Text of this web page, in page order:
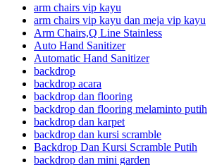
arm chairs vip kayu
arm chairs vip kayu dan meja vip kayu
Arm Chairs,Q Line Stainless
Auto Hand Sanitizer
Automatic Hand Sanitizer
backdrop
backdrop acara
backdrop dan flooring
backdrop dan flooring melaminto putih
backdrop dan karpet
backdrop dan kursi scramble
Backdrop Dan Kursi Scramble Putih
backdrop dan mini garden